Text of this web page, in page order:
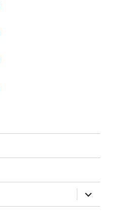
anzeigen